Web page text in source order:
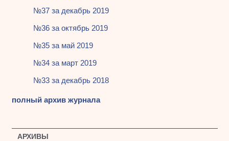
№37 за декабрь 2019
№36 за октябрь 2019
№35 за май 2019
№34 за март 2019
№33 за декабрь 2018
полный архив журнала
АРХИВЫ